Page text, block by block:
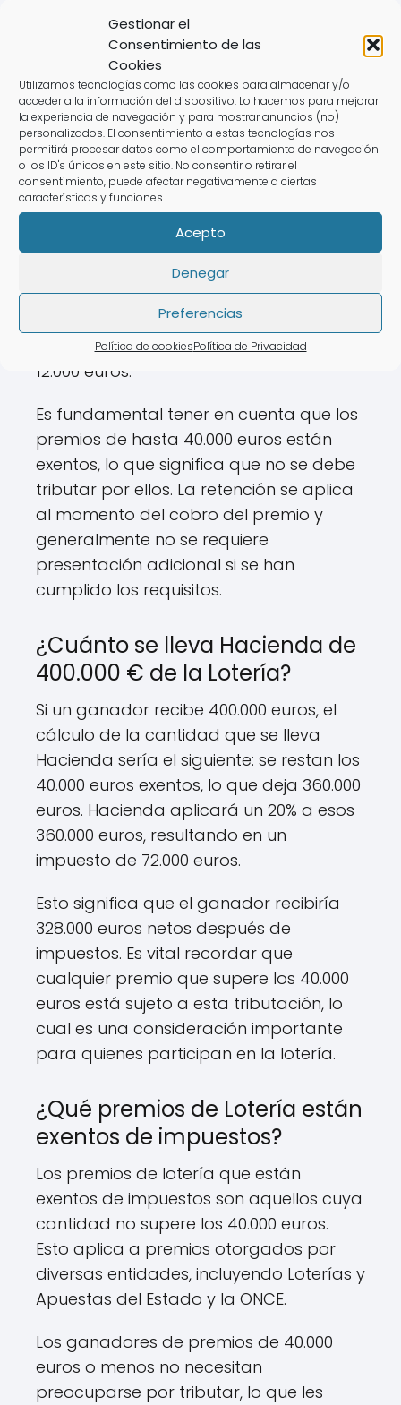
Gestionar el
Consentimiento de las
Cookies
Utilizamos tecnologías como las cookies para almacenar y/o
acceder a la información del dispositivo. Lo hacemos para mejorar
la experiencia de navegación y para mostrar anuncios (no)
personalizados. El consentimiento a estas tecnologías nos
permitirá procesar datos como el comportamiento de navegación
o los ID's únicos en este sitio. No consentir o retirar el
consentimiento, puede afectar negativamente a ciertas
características y funciones.
Acepto
Denegar
Preferencias
Política de cookiesPolítica de Privacidad
fiscales de los premios de
la lotería
¿Cómo tributan los premios
de Lotería en el IRPF?
Los premios de lotería tributan en el IRPF
euros. En caso de ser así, se aplicará un
impuesto del 20% sobre el exceso. Esto
significa que si un premio es de 100.000
euros, se tributa solo sobre 60.000 euros,
resultando en un impuesto a pagar de
12.000 euros.
Es fundamental tener en cuenta que los
premios de hasta 40.000 euros están
exentos, lo que significa que no se debe
tributar por ellos. La retención se aplica
al momento del cobro del premio y
generalmente no se requiere
presentación adicional si se han
cumplido los requisitos.
¿Cuánto se lleva Hacienda de
400.000 € de la Lotería?
Si un ganador recibe 400.000 euros, el
cálculo de la cantidad que se lleva
Hacienda sería el siguiente: se restan los
40.000 euros exentos, lo que deja 360.000
euros. Hacienda aplicará un 20% a esos
360.000 euros, resultando en un
impuesto de 72.000 euros.
Esto significa que el ganador recibiría
328.000 euros netos después de
impuestos. Es vital recordar que
cualquier premio que supere los 40.000
euros está sujeto a esta tributación, lo
cual es una consideración importante
para quienes participan en la lotería.
¿Qué premios de Lotería están
exentos de impuestos?
Los premios de lotería que están
exentos de impuestos son aquellos cuya
cantidad no supere los 40.000 euros.
Esto aplica a premios otorgados por
diversas entidades, incluyendo Loterías y
Apuestas del Estado y la ONCE.
Los ganadores de premios de 40.000
euros o menos no necesitan
preocuparse por tributar, lo que les